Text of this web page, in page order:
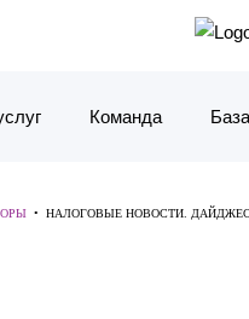
Команда
• НАЛОГОВЫЕ НОВОСТИ. ДАЙДЖЕСТ